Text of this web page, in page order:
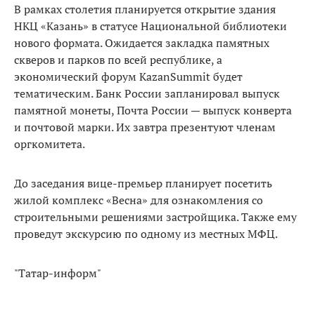
В рамках столетия планируется открытие здания
НКЦ «Казань» в статусе Национальной библиотеки
нового формата. Ожидается закладка памятных
скверов и парков по всей республике, а
экономический форум KazanSummit будет
тематическим. Банк России запланировал выпуск
памятной монеты, Почта России — выпуск конверта
и почтовой марки. Их завтра презентуют членам
оргкомитета.
До заседания вице-премьер планирует посетить
жилой комплекс «Весна» для ознакомления со
строительными решениями застройщика. Также ему
проведут экскурсию по одному из местных МФЦ.
"Татар-информ"